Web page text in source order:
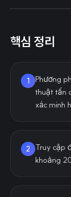
핵심 정리
1
Phương
thuật tấn
xác minh
2
Truy cập
khoảng